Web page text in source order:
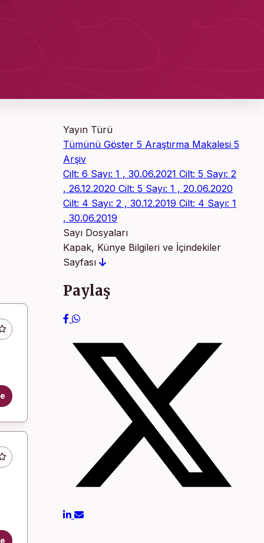
Yayın Türü
Tümünü Göster 5 Araştırma Makalesi 5
Arşiv
Cilt: 6 Sayı: 1 , 30.06.2021 Cilt: 5 Sayı: 2
, 26.12.2020 Cilt: 5 Sayı: 1 , 20.06.2020
Cilt: 4 Sayı: 2 , 30.12.2019 Cilt: 4 Sayı: 1
, 30.06.2019
Sayı Dosyaları
Kapak, Künye Bilgileri ve İçindekiler
Sayfası
Paylaş